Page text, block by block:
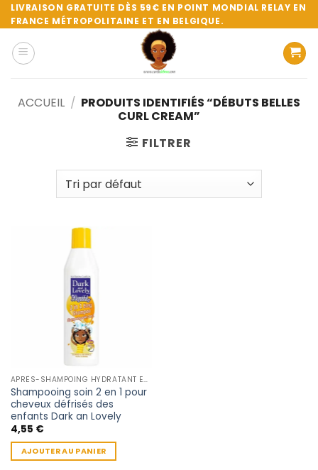
Passer
au
contenu
LIVRAISON GRATUITE DÈS 59€ EN POINT MONDIAL RELAY EN
FRANCE MÉTROPOLITAINE ET EN BELGIQUE.
ACCUEIL / PRODUITS IDENTIFIÉS “DÉBUTS BELLES
CURL CREAM”
FILTRER
APRÈS-SHAMPOING HYDRATANT ENFANT
Shampooing soin 2 en 1 pour
cheveux défrisés des
enfants Dark an Lovely
4,55 €
AJOUTER AU PANIER